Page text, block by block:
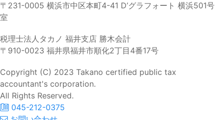
〒231-0005 横浜市中区本町4-41 D’グラフォート 横浜501号
室
税理士法人タカノ 福井支店 勝木会計
〒910-0023 福井県福井市順化2丁目4番17号
Copyright (C) 2023 Takano certified public tax
accountant's corporation.
All Rights Reserved.
045-212-0375